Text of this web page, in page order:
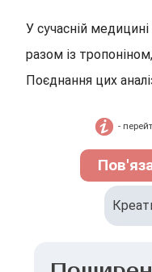
У сучасній
разом із
Поєднання цих
-